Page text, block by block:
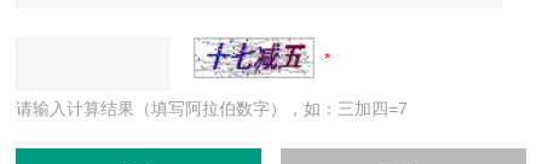
请输入计算结果（填写阿拉伯数字），如：三加四=7